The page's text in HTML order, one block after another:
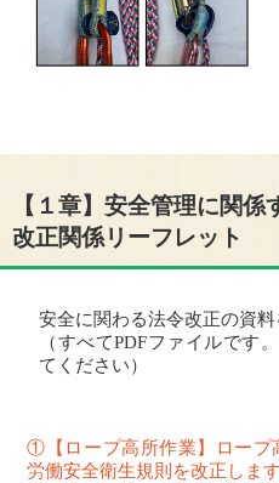
【１章】安全管理に関
改正関係リーフレット
安全に関わる法令改正の資料
（すべてPDFファイルです
てください）
①【ロープ高所作業】ロープ
労働安全衛生規則を改正します